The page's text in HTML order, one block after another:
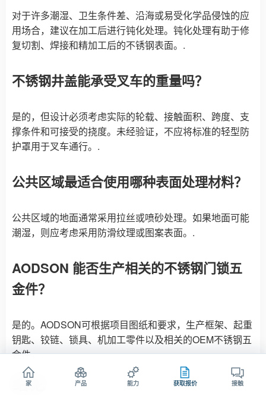
对于许多潮湿、卫生条件差、沿海或易受化学品侵蚀的应
用场合，建议在加工后进行钝化处理。钝化处理有助于修
复切割、焊接和精加工后的不锈钢表面。.
不锈钢井盖能承受叉车的重量吗？
是的，但设计必须考虑实际的轮载、接触面积、跨度、支
撑条件和可接受的挠度。未经验证，不应将标准的轻型防
护罩用于叉车通行。.
公共区域最适合使用哪种表面处理材料？
公共区域的地面通常采用拉丝或喷砂处理。如果地面可能
潮湿，则应考虑采用防滑纹理或图案表面。.
AODSON 能否生产相关的不锈钢门锁五
金件？
是的。AODSON可根据项目图纸和要求，生产框架、起重
钥匙、铰链、锁具、机加工零件以及相关的OEM不锈钢五
金件。.
结论
家 产品 能力 获取报价 接触